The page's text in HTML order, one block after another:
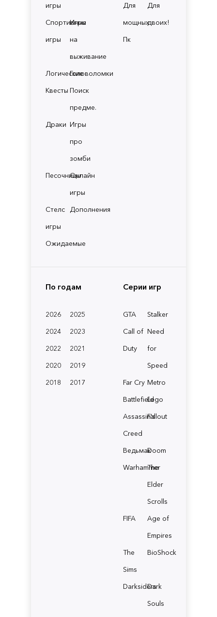
игры
Спортивные
игры
Игры
на
выживание
ЛогическиеГоловоломки
Квесты Поиск
предме.
Драки Игры
про
зомби
ПесочницыОнлайн
игры
Стелс
игры
Дополнения
Ожидаемые
Для
мощных
Пк
Для
двоих!
По годам
2026
2025
2024
2023
2022
2021
2020
2019
2018
2017
Серии игр
GTA
Stalker
Call of
Duty
Need
for
Speed
Far Cry Metro
BattlefieldLego
Assassin's
Creed
Fallout
ВедьмакDoom
Warhammer
The
Elder
Scrolls
FIFA
Age of
Empires
The
Sims
BioShock
Darksiders
Dark
Souls